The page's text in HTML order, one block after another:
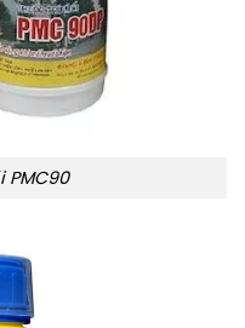
PMC90